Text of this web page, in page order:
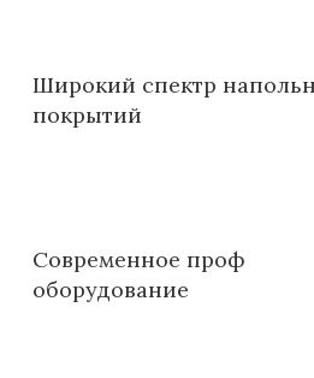
Широкий спектр
покрытий
Современное проф
оборудование